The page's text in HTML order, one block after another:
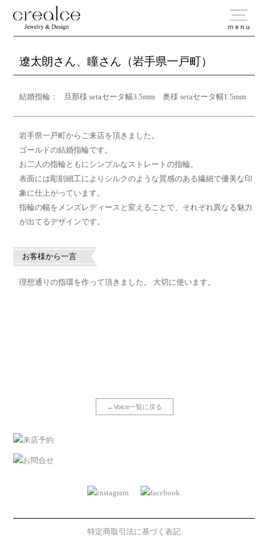
遼太朗さん、瞳さん（岩手県一戸町）
結婚指輪： 旦那様 setaセータ幅3.5mm 奥様 setaセータ幅1.5mm
岩手県一戸町からご来店を頂きました。
ゴールドの結婚指輪です。
お二人の指輪ともにシンプルなストレートの指輪。
表面には彫刻細工によりシルクのような質感のある繊細で優美な印
象に仕上がっています。
指輪の幅をメンズレディースと変えることで、それぞれ異なる魅力
が出てるデザインです。
お客様から一言
理想通りの指環を作って頂きました。 大切に使います。
←Voice一覧に戻る
特定商取引法に基づく表記